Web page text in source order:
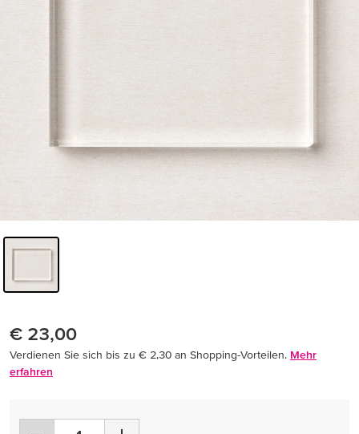
€ 23,00
Verdienen Sie sich bis zu € 2,30 an Shopping-Vorteilen. Mehr
erfahren